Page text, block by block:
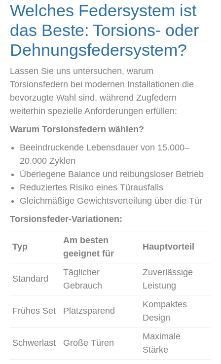
Welches Federsystem ist
das Beste: Torsions- oder
Dehnungsfedersystem?
Lassen Sie uns untersuchen, warum
Torsionsfedern bei modernen Installationen die
bevorzugte Wahl sind, während Zugfedern
weiterhin spezielle Anforderungen erfüllen:
Warum Torsionsfedern wählen?
Beeindruckende Lebensdauer von 15.000–
20.000 Zyklen
Überlegene Balance und reibungsloser Betrieb
Reduziertes Risiko eines Türausfalls
Gleichmäßige Gewichtsverteilung über die Tür
Torsionsfeder-Variationen:
Typ
Am besten
geeignet für
Hauptvorteil
Standard
Täglicher
Gebrauch
Zuverlässige
Leistung
Frühes Set Platzsparend
Kompaktes
Design
Schwerlast Große Türen
Maximale
Stärke